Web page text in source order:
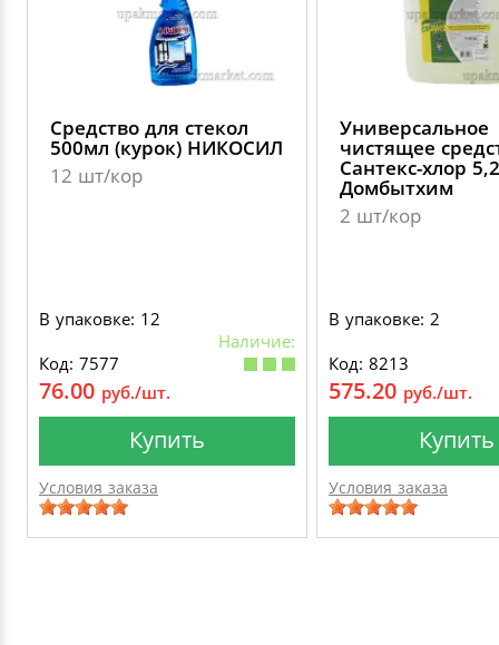
Средство для стекол
500мл (курок) НИКОСИЛ
12 шт/кор
В упаковке: 12
Наличие:
Код: 7577
76.00 руб./шт.
Купить
Условия заказа
Универсальное
чистящее
Сантекс-хлор
Домбытхим
2 шт/кор
В упаковке: 2
Код: 8213
575.20 руб./шт.
Купить
Условия заказа